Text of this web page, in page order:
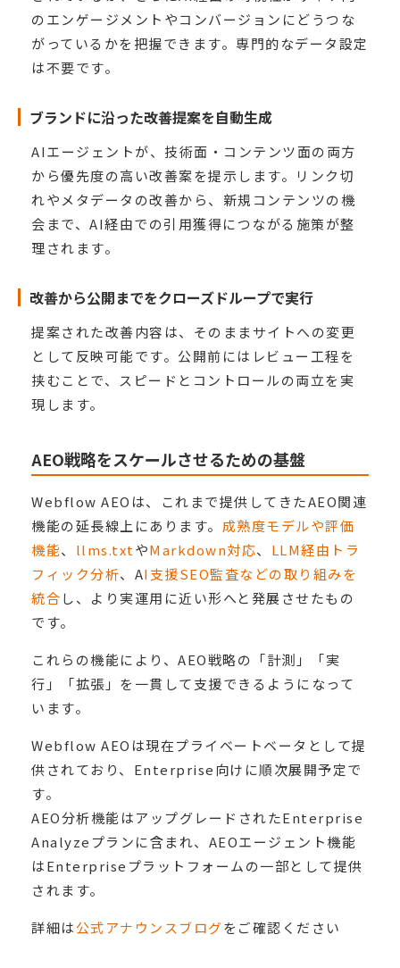
のエンゲージメントやコンバージョンにどうつな
がっているかを把握できます。専門的なデータ設定
は不要です。
ブランドに沿った改善提案を自動生成
AIエージェントが、技術面・コンテンツ面の両方
から優先度の高い改善案を提示します。リンク切
れやメタデータの改善から、新規コンテンツの機
会まで、AI経由での引用獲得につながる施策が整
理されます。
改善から公開までをクローズドループで実行
提案された改善内容は、そのままサイトへの変更
として反映可能です。公開前にはレビュー工程を
挟むことで、スピードとコントロールの両立を実
現します。
AEO戦略をスケールさせるための基盤
Webflow AEOは、これまで提供してきたAEO関連
機能の延長線上にあります。 成熟度モデルや評価
機能、 llms.txtやMarkdown対応、 LLM経由トラ
フィック分析、AI支援SEO監査などの取り組みを
統合し、より実運用に近い形へと発展させたもの
です。
これらの機能により、AEO戦略の「計測」「実
行」「拡張」を一貫して支援できるようになって
います。
Webflow AEOは現在プライベートベータとして提
供されており、Enterprise向けに順次展開予定で
す。
AEO分析機能はアップグレードされたEnterprise
Analyzeプランに含まれ、AEOエージェント機能
はEnterpriseプラットフォームの一部として提供
されます。
詳細は公式アナウンスブログをご確認ください